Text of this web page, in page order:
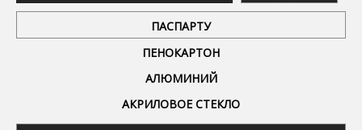
ПАСПАРТУ
ПЕНОКАРТОН
АЛЮМИНИЙ
АКРИЛОВОЕ СТЕКЛО